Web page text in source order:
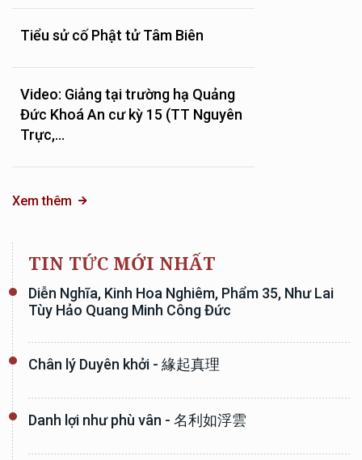
Tiểu sử cố Phật tử Tâm Biên
Video: Giảng tại trường hạ Quảng
Đức Khoá An cư kỳ 15 (TT Nguyên
Trực,...
Xem thêm
TIN TỨC MỚI NHẤT
Diễn Nghĩa, Kinh Hoa Nghiêm, Phẩm 35, Như Lai
Tùy Hảo Quang Minh Công Đức
Chân lý Duyên khởi - 緣起真理
Danh lợi như phù vân - 名利如浮雲